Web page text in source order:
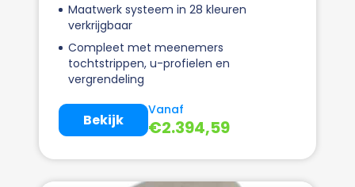
Maatwerk systeem in 28 kleuren
verkrijgbaar
Compleet met meenemers
tochtstrippen, u-profielen en
vergrendeling
Vanaf
€2.394,59
Bekijk